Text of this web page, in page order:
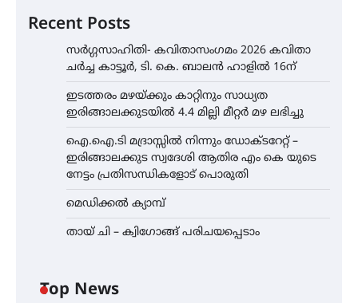
Recent Posts
സർഗ്ഗസാഹിതി- കവിതാസംഗമം 2026 കവിതാ
ചർച്ച കാട്ടൂർ, ടി. കെ. ബാലൻ ഹാളിൽ 16ന്
ഇടത്തരം മഴയ്ക്കും കാറ്റിനും സാധ്യത
ഇരിങ്ങാലക്കുടയിൽ 4.4 മില്ലി മീറ്റർ മഴ ലഭിച്ചു
ഐ.ഐ.ടി മദ്രാസ്സിൽ നിന്നും ഡോക്ടറേറ്റ് –
ഇരിങ്ങാലക്കുട സ്വദേശി ആതിര എം കെ യുടെ
നേട്ടം പ്രതിസന്ധികളോട് പൊരുതി
മെഡിക്കൽ ക്യാമ്പ്
തായ് ചി – ക്വിഗോങ്ങ് പരിചയപ്പെടാം
Top News